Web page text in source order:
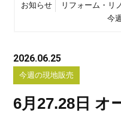
お知らせ リフォーム・リ
今
2026.06.25
今週の現地販売
6月27.28日 オ